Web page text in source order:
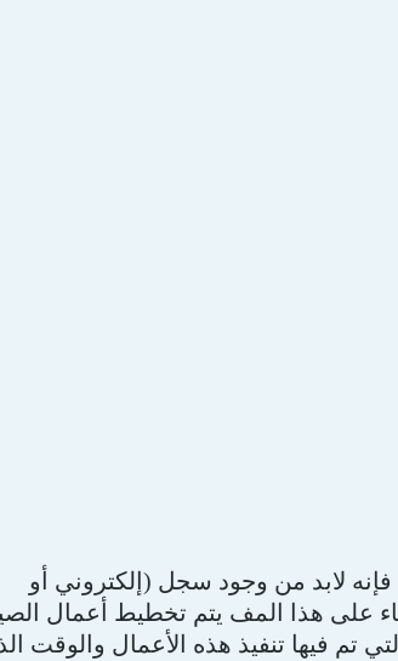
فإنه لابد من وجود سجل (إلكتروني أو
على هذا المف يتم تخطيط أعمال
تم فيها تنفيذ هذه الأعمال والوقت